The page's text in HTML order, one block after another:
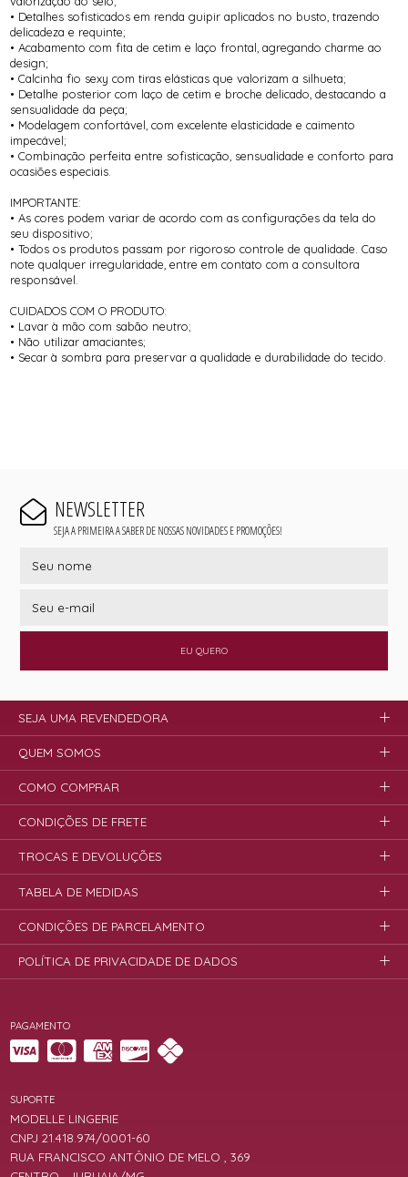
• Detalhes sofisticados em renda guipir aplicados no busto, trazendo
delicadeza e requinte;
• Acabamento com fita de cetim e laço frontal, agregando charme ao
design;
• Calcinha fio sexy com tiras elásticas que valorizam a silhueta;
• Detalhe posterior com laço de cetim e broche delicado, destacando a
sensualidade da peça;
• Modelagem confortável, com excelente elasticidade e caimento
impecável;
• Combinação perfeita entre sofisticação, sensualidade e conforto para
ocasiões especiais.
IMPORTANTE:
• As cores podem variar de acordo com as configurações da tela do
seu dispositivo;
• Todos os produtos passam por rigoroso controle de qualidade. Caso
note qualquer irregularidade, entre em contato com a consultora
responsável.
CUIDADOS COM O PRODUTO:
• Lavar à mão com sabão neutro;
• Não utilizar amaciantes;
• Secar à sombra para preservar a qualidade e durabilidade do tecido.
NEWSLETTER
SEJA A PRIMEIRA A SABER DE NOSSAS NOVIDADES E PROMOÇÕES!
EU QUERO
PAGAMENTO
SUPORTE
MODELLE LINGERIE
CNPJ 21.418.974/0001-60
RUA FRANCISCO ANTÔNIO DE MELO , 369
SEJA UMA REVENDEDORA
QUEM SOMOS
COMO COMPRAR
CONDIÇÕES DE FRETE
TROCAS E DEVOLUÇÕES
TABELA DE MEDIDAS
CONDIÇÕES DE PARCELAMENTO
POLÍTICA DE PRIVACIDADE DE DADOS